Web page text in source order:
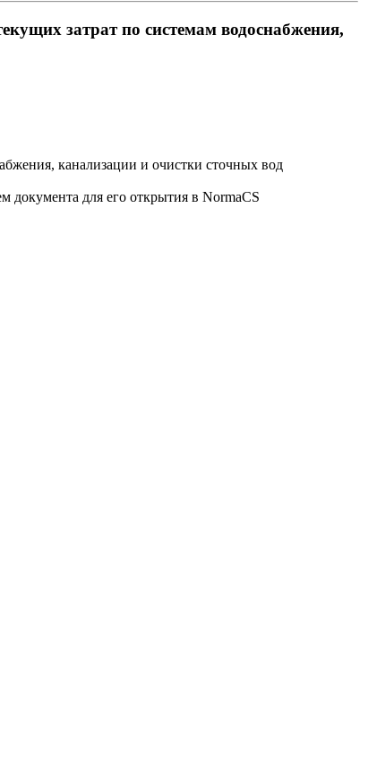
затрат по системам водоснабжения,
канализации и очистки сточных вод
документа для его открытия в NormaCS